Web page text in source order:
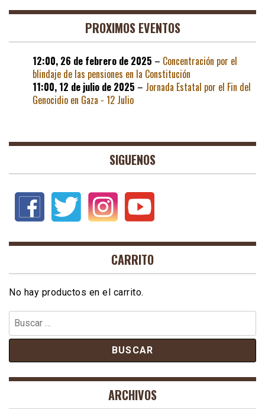
PROXIMOS EVENTOS
12:00, 26 de febrero de 2025 – Concentración por el
blindaje de las pensiones en la Constitución
11:00, 12 de julio de 2025 – Jornada Estatal por el Fin del
Genocidio en Gaza - 12 Julio
SIGUENOS
CARRITO
No hay productos en el carrito.
Buscar:
ARCHIVOS